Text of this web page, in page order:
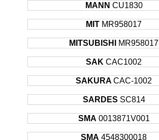
MITSUBISHI COLT Hatchback
MITSUBISHI GALANT Hatchback
MITSUBISHI GALANT Hatchback
MITSUBISHI GALANT Hatchback
MANN CU1830
MIT MR958017
MITSUBISHI MR958017
SAK CAC1002
SAKURA CAC-1002
SARDES SC814
SMA 0013871V001
SMA 4548300018